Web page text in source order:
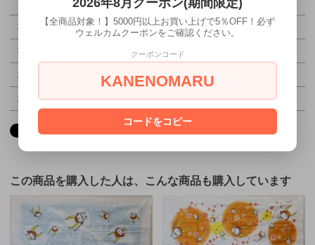
特定商取引法に基づく表記（返品等）
この商品について問い合わせる
買い物を続ける
この商品を購入した人は、こんな商品も購入しています
【全商品対象！】5000円以上お買い上げで5％OFF！必ず
ウェルカムクーポンをご確認ください。
クーポンコード
KANENOMARU
コードをコピー